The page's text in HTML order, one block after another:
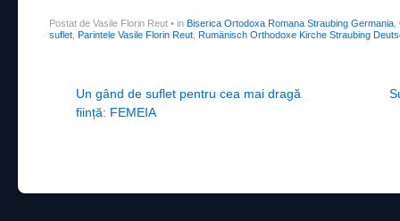
Postat de Vasile Florin Reut • in Biserica Ortodoxa Romana Straubing Germania
suflet Parintele Vasile Florin Reut Rumänisch Orthodoxe Kirche Straubing
Post navigation
Un gând de suflet pentru cea mai dragă
ființă: FEMEIA